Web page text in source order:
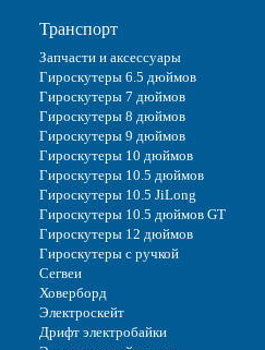
Транспорт
Запчасти и аксессуары
Гироскутеры 6.5 дюймов
Гироскутеры 7 дюймов
Гироскутеры 8 дюймов
Гироскутеры 9 дюймов
Гироскутеры 10 дюймов
Гироскутеры 10.5 дюймов
Гироскутеры 10.5 JiLong
Гироскутеры 10.5 дюймов GT
Гироскутеры 12 дюймов
Гироскутеры с ручкой
Сегвеи
Ховерборд
Электроскейт
Дрифт электробайки